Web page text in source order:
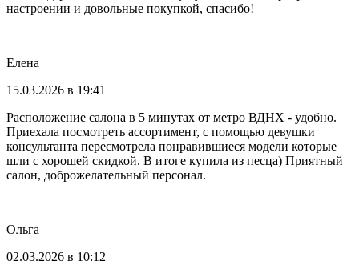
настроении и довольные покупкой, спасибо!
Елена
15.03.2026 в 19:41
Расположение салона в 5 минутах от метро ВДНХ - удобно.
Приехала посмотреть ассортимент, с помощью девушки
консультанта пересмотрела понравившиеся модели которые
шли с хорошей скидкой. В итоге купила из песца) Приятный
салон, доброжелательный персонал.
Ольга
02.03.2026 в 10:12